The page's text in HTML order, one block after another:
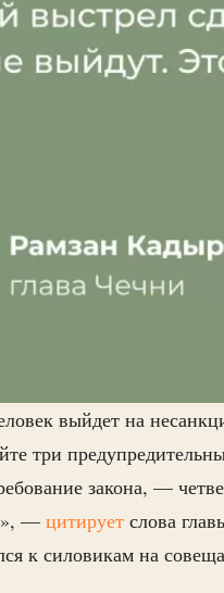
выйдет на
три
закона, —
— цитирует слова
к силовикам на